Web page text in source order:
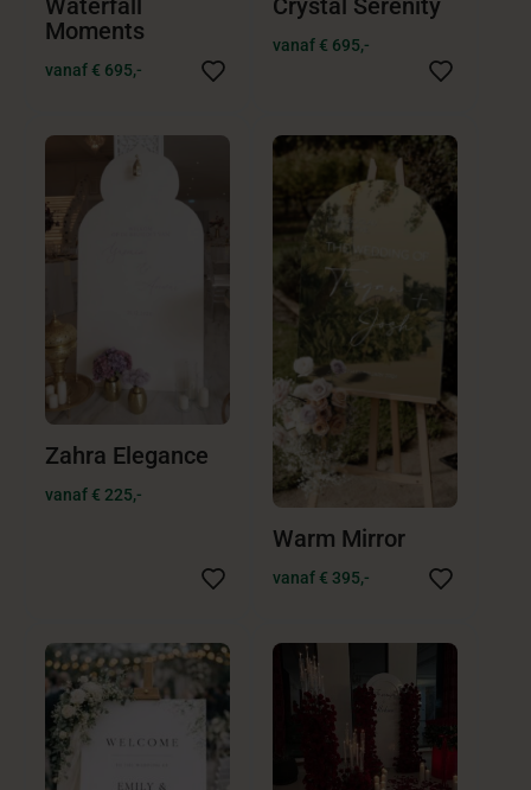
Waterfall
Moments
vanaf € 695,-
Crystal Serenity
vanaf € 695,-
Zahra Elegance
vanaf € 225,-
Warm Mirror
vanaf € 395,-